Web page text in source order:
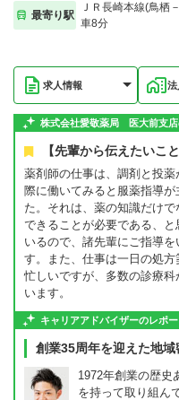
最寄り駅
ＪＲ長崎本線(鳥栖
車8分
求人情報 法
株式会社愛敬薬局 医大前支店
【先輩から伝えたいこと
薬剤師の仕事は、調剤と投
際に働いてみると服薬指導
た。それは、薬の知識だけ
できることが必要である、
いるので、諸先輩にご指導
す。また、仕事は一日の処
忙しいですが、多数の診療
います。
キャリアアドバイザーのレポー
創業35周年を迎えた地域
1972年創業の歴史
を持って取り組ん